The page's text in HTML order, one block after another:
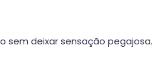
sem deixar sensação pegajosa.